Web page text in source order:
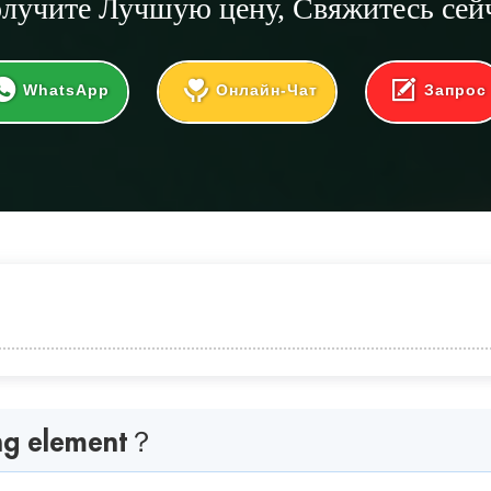
Лучшую цену, Свяжитесь
WhatsApp Онлайн-Чат Запрос
термоэлементу Mosi2
element？